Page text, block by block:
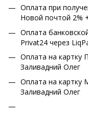
Оплата при
Новой почтой 2%
Оплата
Privat24 через
Оплата на картку
Заливадний Олег
Оплата на картку
Заливадний Олег